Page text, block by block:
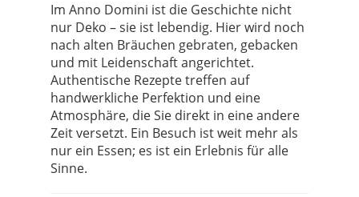
Im Anno Domini ist die Geschichte nicht
nur Deko – sie ist lebendig. Hier wird noch
nach alten Bräuchen gebraten, gebacken
und mit Leidenschaft angerichtet.
Authentische Rezepte treffen auf
handwerkliche Perfektion und eine
Atmosphäre, die Sie direkt in eine andere
Zeit versetzt. Ein Besuch ist weit mehr als
nur ein Essen; es ist ein Erlebnis für alle
Sinne.